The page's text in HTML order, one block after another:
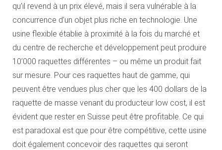
qu’il revend à un prix élevé, mais il sera vulnérable à la
concurrence d’un objet plus riche en technologie. Une
usine flexible établie à proximité à la fois du marché et
du centre de recherche et développement peut produire
10’000 raquettes différentes – ou même un produit fait
sur mesure. Pour ces raquettes haut de gamme, qui
peuvent être vendues plus cher que les 400 dollars de la
raquette de masse venant du producteur low cost, il est
évident que rester en Suisse peut être profitable. Ce qui
est paradoxal est que pour être compétitive, cette usine
doit également concevoir des raquettes qui seront